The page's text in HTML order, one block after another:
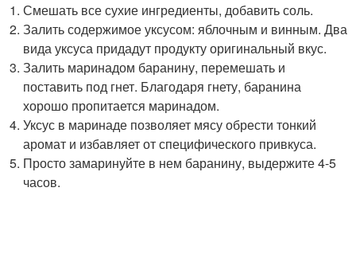
Смешать все сухие ингредиенты, добавить соль.
Залить содержимое уксусом: яблочным и винным. Два
вида уксуса придадут продукту оригинальный вкус.
Залить маринадом баранину, перемешать и
поставить под гнет. Благодаря гнету, баранина
хорошо пропитается маринадом.
Уксус в маринаде позволяет мясу обрести тонкий
аромат и избавляет от специфического привкуса.
Просто замаринуйте в нем баранину, выдержите 4-5
часов.